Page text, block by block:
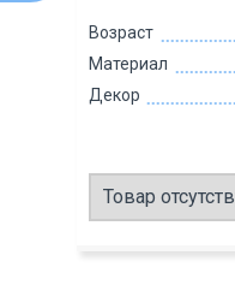
Возраст
Материал
Декор
Товар